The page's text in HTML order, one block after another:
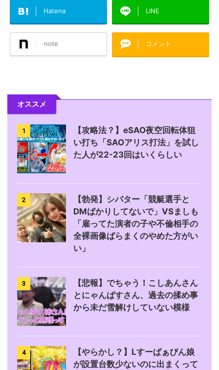
Hatena LINE
note コメント
オススメ
1
【攻略法？】eSAO夜空回転体狙
い打ち「SAOアリス打法」を試し
た人が22-23回はいくらしい
2
【勃発】シバター「競艇選手と
DMばかりしてないで」VSましも
「雇ってた演者の子や不倫相手の
全裸画像ばらまくのやめた方がい
い」
3
【悲報】でちゃう！こしあんさん
とにゃんぱすさん、過去の揉め事
から未だ雪解けしていない模様
4
【やらかし？】Lすーぱぁびん娘
が設置台数少ないのに出まくって